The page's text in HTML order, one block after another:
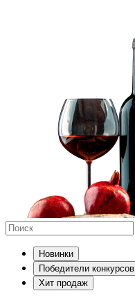
Новинки
Победители конкурсов
Хит продаж